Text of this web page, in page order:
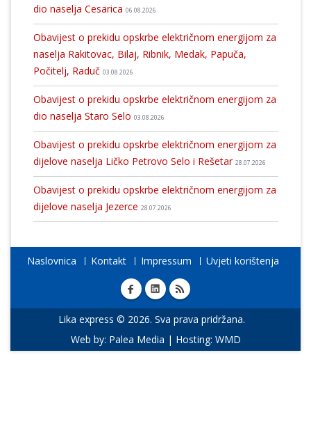
dio naselja Cesarica 06.08.2026
Obavijest o prekidu opskrbe električnom energijom za
naselja Rakitovac, Bilaj, Ribnik, Medak, Papuča,
Počitelj, Raduč 03.08.2026
Obavijest o prekidu opskrbe električnom energijom za
dio naselja Staro Selo 03.08.2026
Obavijest o prekidu opskrbe električnom energijom za
dijelove naselja Ličko Petrovo Selo i Rešetar 28.07.2026
Obavijest o prekidu opskrbe električnom energijom za
dijelove naselja Jezerce 28.07.2026
Naslovnica Kontakt Impressum Uvjeti korištenja
Lika express © 2026. Sva prava pridržana.
Web by: Palea Media | Hosting: WMD